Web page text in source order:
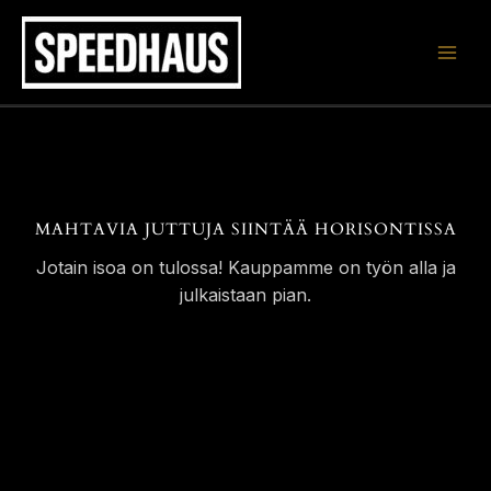
Siirry
sisältöön
MAHTAVIA JUTTUJA SIINTÄÄ HORISONTISSA
Jotain isoa on tulossa! Kauppamme on työn alla ja
julkaistaan pian.